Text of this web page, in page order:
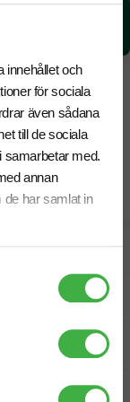
innehållet och
för sociala
även sådana
till de sociala
samarbetar med.
annan
de har samlat in